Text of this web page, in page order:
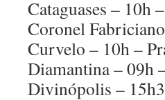
Cataguases – 10h
Coronel
Curvelo – 10h –
Diamantina – 09h
Divinópolis –